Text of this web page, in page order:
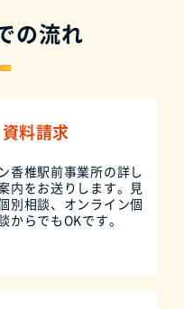
の流れ
資料請求
香椎駅前事業所の詳し
内をお送りします。見
別相談、オンライン個
からでもOKです。